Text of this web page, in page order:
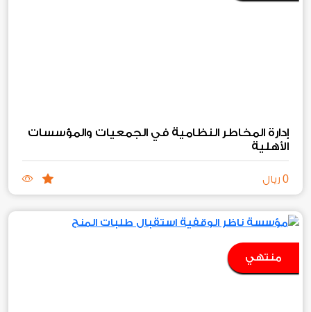
إدارة المخاطر النظامية في الجمعيات والمؤسسات
الأهلية
0 ريال
منتهي